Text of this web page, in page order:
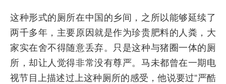
这种形式的厕所在中国的乡间，之所以能够延续了
两千多年，主要原因就是作为珍贵肥料的人粪，大
家实在舍不得随意丢弃。只是这种与猪圈一体的厕
所，却让人觉得非常没有尊严。马未都曾在一期电
视节目上描述过上这种厕所的感受，他说要过“严酷